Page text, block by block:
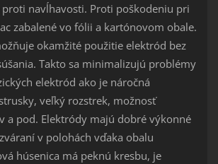
navĺhavosti. Proti poškodeniu pri
zabalené vo fólii a kartónovom obale.
okamžité použitie elektród bez
Takto sa minimalizujú problémy
elektród ako je náročná
veľký rozstrek, možnosť
a pod. Elektródy majú dobré výkonné
v polohách vďaka obalu
húsenica má peknú kresbu, je